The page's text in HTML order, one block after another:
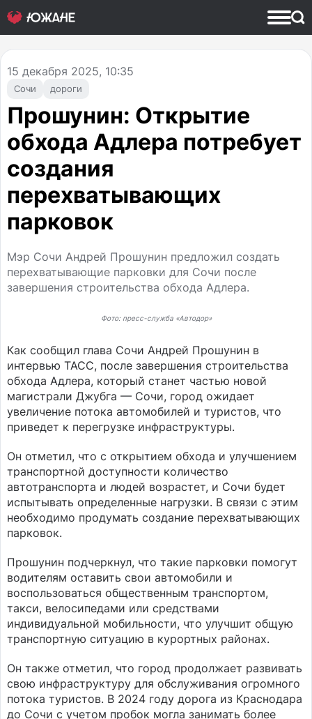
Сочи дороги
15 декабря 2025, 10:35
Прошунин: Открытие
обхода Адлера потребует
создания
перехватывающих
парковок
Мэр Сочи Андрей Прошунин предложил создать
перехватывающие парковки для Сочи после
завершения строительства обхода Адлера.
Фото: пресс-служба «Автодор»
Как сообщил глава Сочи Андрей Прошунин в
интервью ТАСС, после завершения строительства
обхода Адлера, который станет частью новой
магистрали Джубга — Сочи, город ожидает
увеличение потока автомобилей и туристов, что
приведет к перегрузке инфраструктуры.
Он отметил, что с открытием обхода и улучшением
транспортной доступности количество
автотранспорта и людей возрастет, и Сочи будет
испытывать определенные нагрузки. В связи с этим
необходимо продумать создание перехватывающих
парковок.
Прошунин подчеркнул, что такие парковки помогут
водителям оставить свои автомобили и
воспользоваться общественным транспортом,
такси, велосипедами или средствами
индивидуальной мобильности, что улучшит общую
транспортную ситуацию в курортных районах.
Он также отметил, что город продолжает развивать
свою инфраструктуру для обслуживания огромного
потока туристов. В 2024 году дорога из Краснодара
до Сочи с учетом пробок могла занимать более